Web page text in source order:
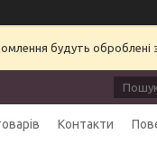
будуть
Контакти